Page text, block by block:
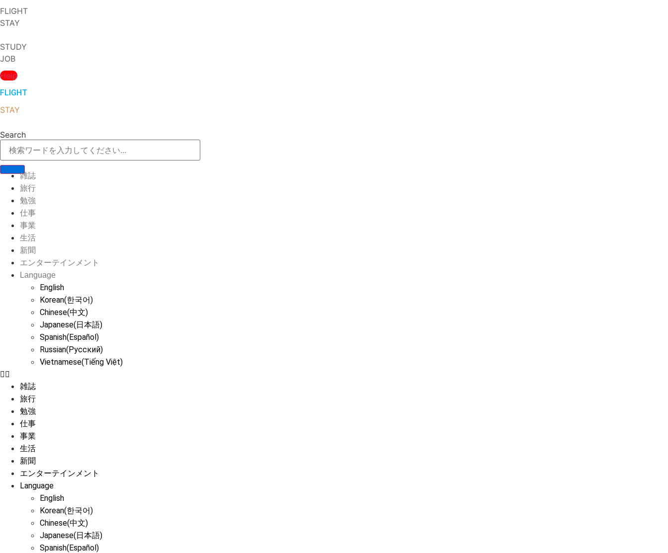
Skip
to
FLIGHT
STAY
STUDY
JOB
Help
FLIGHT
STAY
Search
雑誌
旅行
勉強
仕事
事業
生活
新聞
エンターテインメント
Language
English
Korean(한국어)
Chinese(中文)
Japanese(日本語)
Spanish(Español)
Russian(Русский)
Vietnamese(Tiếng Việt)
雑誌
旅行
勉強
仕事
事業
生活
新聞
エンターテインメント
Language
English
Korean(한국어)
Chinese(中文)
Japanese(日本語)
Spanish(Español)